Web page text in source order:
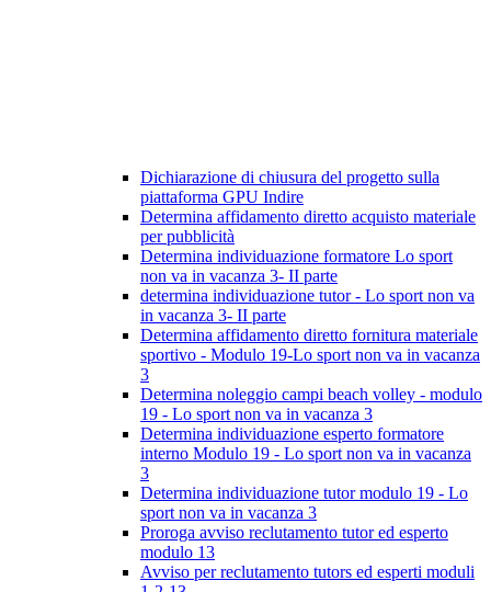
Dichiarazione di chiusura del progetto sulla
piattaforma GPU Indire
Determina affidamento diretto acquisto materiale
per pubblicità
Determina individuazione formatore Lo sport
non va in vacanza 3- II parte
determina individuazione tutor - Lo sport non va
in vacanza 3- II parte
Determina affidamento diretto fornitura materiale
sportivo - Modulo 19-Lo sport non va in vacanza
3
Determina noleggio campi beach volley - modulo
19 - Lo sport non va in vacanza 3
Determina individuazione esperto formatore
interno Modulo 19 - Lo sport non va in vacanza
3
Determina individuazione tutor modulo 19 - Lo
sport non va in vacanza 3
Proroga avviso reclutamento tutor ed esperto
modulo 13
Avviso per reclutamento tutors ed esperti moduli